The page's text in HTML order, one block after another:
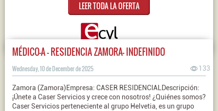
LEER TODA LA OFERTA
MÉDICO-A - RESIDENCIA ZAMORA- INDEFINIDO
Wednesday, 10 de December de 2025 133
Zamora (Zamora)Empresa: CASER RESIDENCIALDescripción:
¡Únete a Caser Servicios y crece con nosotros! ¿Quiénes somos?
Caser Servicios perteneciente al grupo Helvetia, es un grupo